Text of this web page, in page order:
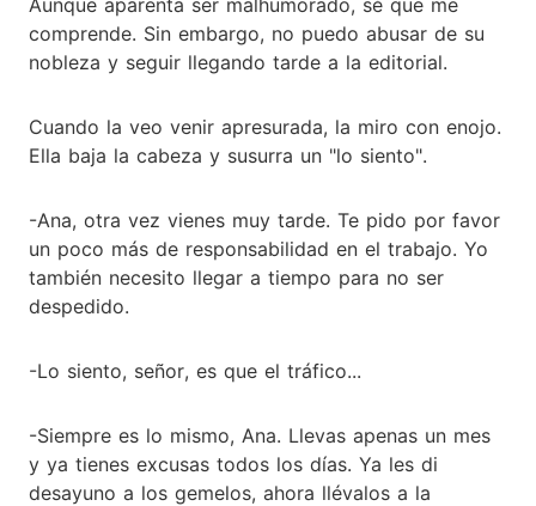
comprende. Sin embargo, no puedo abusar de su
nobleza y seguir llegando tarde a la editorial.
Cuando la veo venir apresurada, la miro con enojo.
Ella baja la cabeza y susurra un "lo siento".
-Ana, otra vez vienes muy tarde. Te pido por favor
un poco más de responsabilidad en el trabajo. Yo
también necesito llegar a tiempo para no ser
despedido.
-Lo siento, señor, es que el tráfico...
-Siempre es lo mismo, Ana. Llevas apenas un mes
y ya tienes excusas todos los días. Ya les di
desayuno a los gemelos, ahora llévalos a la